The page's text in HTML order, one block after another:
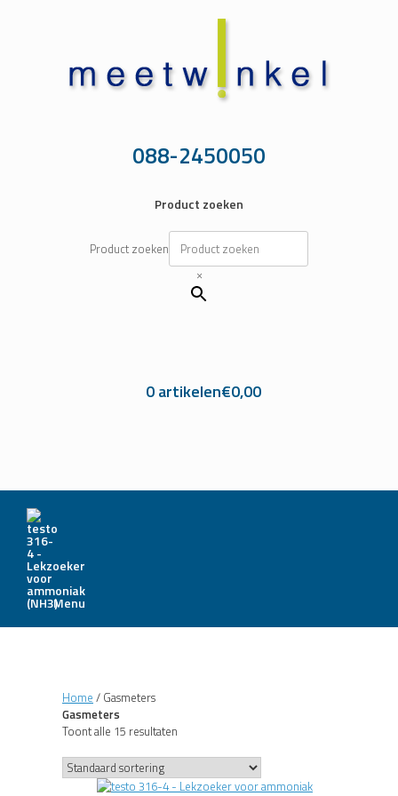
088-2450050
Product zoeken
Product zoeken
×
0 artikelen€0,00
Menu
Home / Gasmeters
Gasmeters
Toont alle 15 resultaten